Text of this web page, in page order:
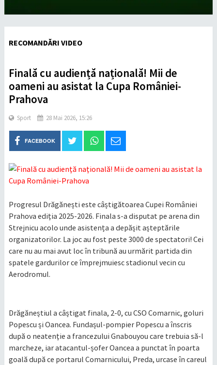
RECOMANDĂRI VIDEO
Finală cu audiență națională! Mii de
oameni au asistat la Cupa României-
Prahova
Sport 28 Mai 2026, 15:26
FACEBOOK
Progresul Drăgănești este câștigătoarea Cupei României
Prahova ediția 2025-2026. Finala s-a disputat pe arena din
Strejnicu acolo unde asistența a depășit așteptările
organizatorilor. La joc au fost peste 3000 de spectatori! Cei
care nu au mai avut loc în tribună au urmărit partida din
spatele gardurilor ce împrejmuiesc stadionul vecin cu
Aerodromul.
Drăgăneștiul a câștigat finala, 2-0, cu CSO Comarnic, goluri
Popescu și Oancea. Fundașul-pompier Popescu a înscris
după o neatenție a francezului Gnabouyou care trebuia să-l
marcheze, iar atacantul-șofer Oancea a punctat în poarta
goală după ce portarul Comarnicului, Preda, urcase în careul